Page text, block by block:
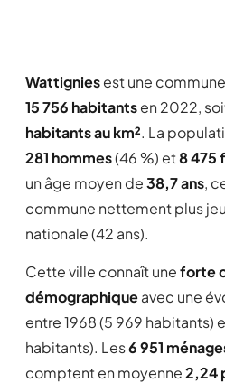
Wattigniesest une
15 756 habitantsen 2022,
habitants au km². La
281 hommes(46 %) et8 475
un âge moyen de38,7 ans,
commune nettement plus
nationale (42 ans).
Cette ville connaît uneforte
démographiqueavec une
entre 1968 (5 969 habitants)
habitants). Les6 951
comptent en moyenne2,24